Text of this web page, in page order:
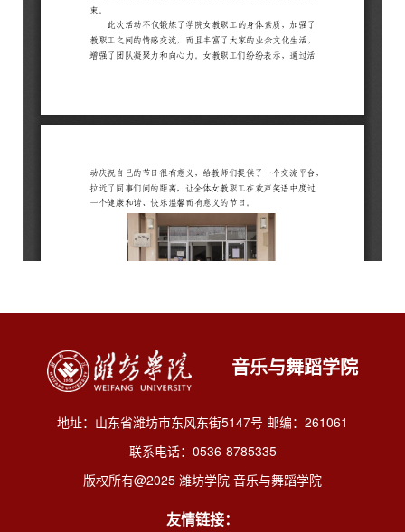
音乐与舞蹈学院
地址：山东省潍坊市东风东街5147号 邮编：261061
联系电话：0536-8785335
版权所有@2025 潍坊学院 音乐与舞蹈学院
友情链接：